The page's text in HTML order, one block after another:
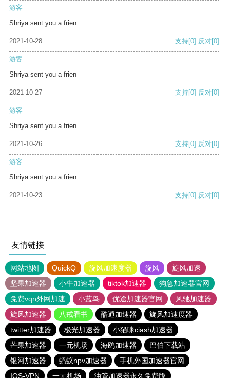
游客
Shriya sent you a frien
2021-10-28 支持[0] 反对[0]
游客
Shriya sent you a frien
2021-10-27 支持[0] 反对[0]
游客
Shriya sent you a frien
2021-10-26 支持[0] 反对[0]
游客
Shriya sent you a frien
2021-10-23 支持[0] 反对[0]
友情链接
网站地图 QuickQ 旋风加速度器 旋风
旋风加速
坚果加速器
小牛加速器 tiktok加速器
狗急加速器官网
免费vqn外网加速
小蓝鸟 优途加速器官网
风驰加速器
旋风加速器
八戒看书 酷通加速器
旋风加速度器
twitter加速器
极光加速器
小猫咪ciash加速器
芒果加速器
一元机场 海鸥加速器
巴伯下载站
银河加速器
蚂蚁npv加速器
手机外国加速器官网
IOS-VPN
一元机场 油管加速器永久免费版